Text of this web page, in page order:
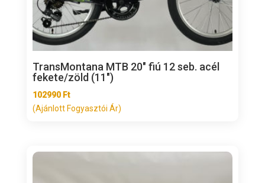
TransMontana MTB 20″ fiú 12 seb. acél
fekete/zöld (11″)
102990 Ft
(Ajánlott Fogyasztói Ár)